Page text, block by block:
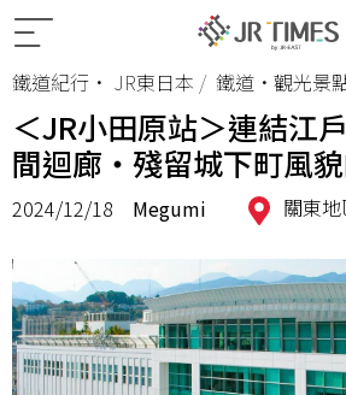
鐵道紀行 • JR東日本 鐵道•觀光景
＜JR小田原站＞連結江
間迴廊‧殘留城下町風
2024/12/18 Megumi 關東